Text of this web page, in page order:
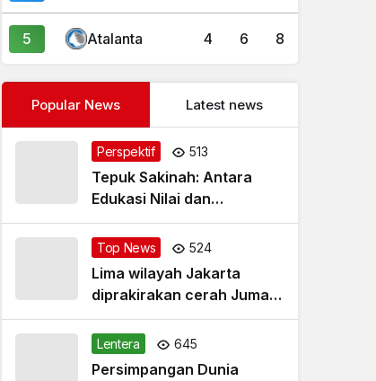
5 Atalanta 4 6 8
Popular News Latest news
Perspektif 513
Tepuk Sakinah: Antara
Edukasi Nilai dan
Simplifikasi Masalah
Top News 524
Lima wilayah Jakarta
diprakirakan cerah Jumat
pagi
Lentera 645
Persimpangan Dunia